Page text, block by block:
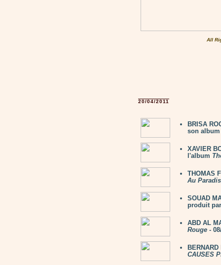
All
20/04/2011
BRISA
son album
XAVIER
l'album
THOMAS
Au Paradis
SOUAD
produit
ABD AL
Rouge -
CAUSES